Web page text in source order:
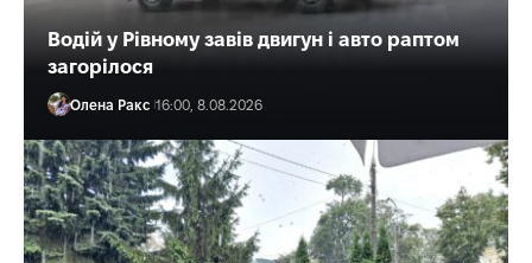
Водій у Рівному завів двигун і авто раптом
загорілося
Олена Ракс 16:00, 8.08.2026